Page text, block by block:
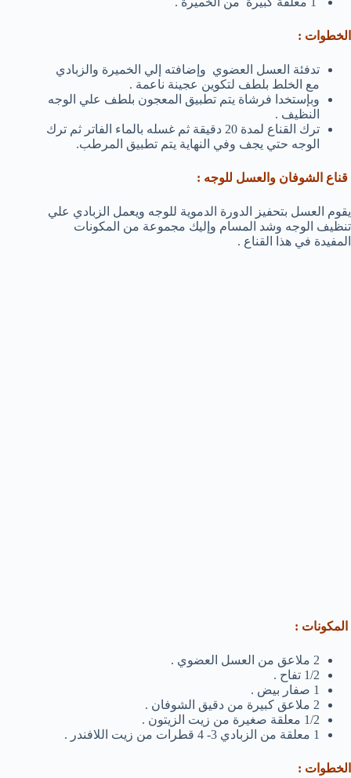
الخطوات :
تدفئة العسل العضوي وإضافته إلي الخميرة والزبادي
مع الخلط بلطف لتكوين عجينة ناعمة .
وبإستخدا فرشاة يتم تطبيق المعجون بلطف علي الوجه
النظيف .
ترك القناع لمدة 20 دقيقة ثم غسله بالماء الفاتر ثم ترك
الوجه حتي يجف وفي النهاية يتم تطبيق المرطب.
قناع الشوفان والعسل للوجه :
يقوم العسل بتحفيز الدورة الدموية للوجه ويعمل الزبادي علي
تنظيف الوجه وشد المسام وإليك مجموعة من المكونات
المفيدة في هذا القناع .
المكونات :
2 ملاعق من العسل العضوي .
1/2 تفاح .
1 صفار بيض .
2 ملاعق كبيرة من دقيق الشوفان .
1/2 معلقة صغيرة من زيت الزيتون .
1 معلقة من الزبادي 3- 4 قطرات من زيت اللافندر .
الخطوات :